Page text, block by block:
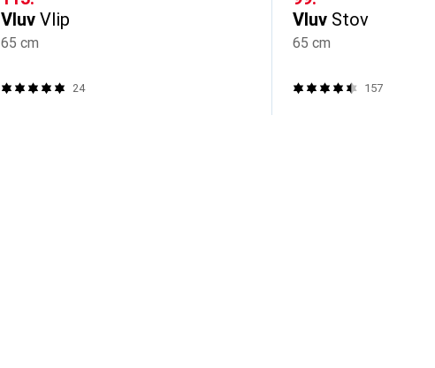
Vluv Vlip
65 cm
24
Vluv Stov
65 cm
157